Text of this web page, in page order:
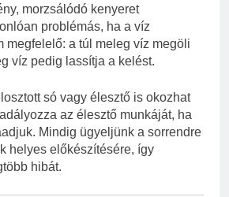
morzsálódó kenyeret
problémás, ha a víz
megfelelő: a túl meleg víz megöli
víz pedig lassítja a kelést.
só vagy élesztő is okozhat
az élesztő munkáját, ha
Mindig ügyeljünk a sorrendre
helyes előkészítésére, így
hibát.